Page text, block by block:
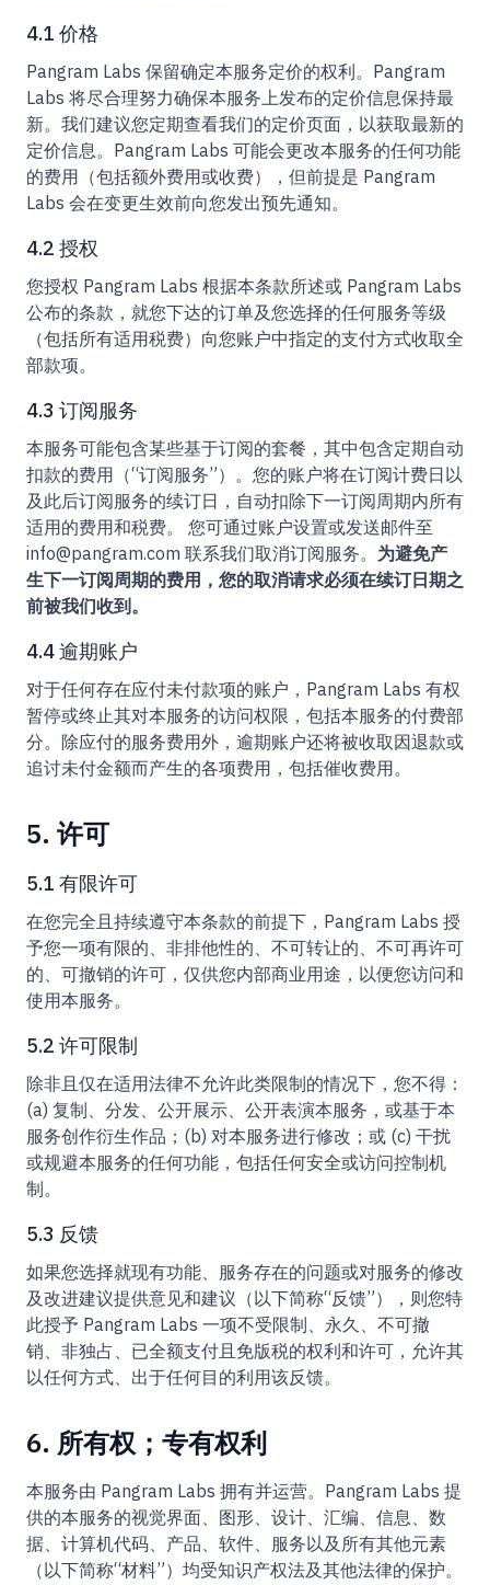
4.1 价格
Pangram Labs 保留确定本服务定价的权利。Pangram
Labs 将尽合理努力确保本服务上发布的定价信息保持最
新。我们建议您定期查看我们的定价页面，以获取最新的
定价信息。Pangram Labs 可能会更改本服务的任何功能
的费用（包括额外费用或收费），但前提是 Pangram
Labs 会在变更生效前向您发出预先通知。
4.2 授权
您授权 Pangram Labs 根据本条款所述或 Pangram Labs
公布的条款，就您下达的订单及您选择的任何服务等级
（包括所有适用税费）向您账户中指定的支付方式收取全
部款项。
4.3 订阅服务
本服务可能包含某些基于订阅的套餐，其中包含定期自动
扣款的费用（“订阅服务”）。您的账户将在订阅计费日以
及此后订阅服务的续订日，自动扣除下一订阅周期内所有
适用的费用和税费。 您可通过账户设置或发送邮件至
info@pangram.com 联系我们取消订阅服务。 为避免产
生下一订阅周期的费用，您的取消请求必须在续订日期之
前被我们收到。
4.4 逾期账户
对于任何存在应付未付款项的账户，Pangram Labs 有权
暂停或终止其对本服务的访问权限，包括本服务的付费部
分。除应付的服务费用外，逾期账户还将被收取因退款或
追讨未付金额而产生的各项费用，包括催收费用。
5. 许可
5.1 有限许可
在您完全且持续遵守本条款的前提下，Pangram Labs 授
予您一项有限的、非排他性的、不可转让的、不可再许可
的、可撤销的许可，仅供您内部商业用途，以便您访问和
使用本服务。
5.2 许可限制
除非且仅在适用法律不允许此类限制的情况下，您不得：
(a) 复制、分发、公开展示、公开表演本服务，或基于本
服务创作衍生作品；(b) 对本服务进行修改；或 (c) 干扰
或规避本服务的任何功能，包括任何安全或访问控制机
制。
5.3 反馈
如果您选择就现有功能、服务存在的问题或对服务的修改
及改进建议提供意见和建议（以下简称“反馈”），则您特
此授予 Pangram Labs 一项不受限制、永久、不可撤
销、非独占、已全额支付且免版税的权利和许可，允许其
以任何方式、出于任何目的利用该反馈。
6. 所有权；专有权利
本服务由 Pangram Labs 拥有并运营。Pangram Labs 提
供的本服务的视觉界面、图形、设计、汇编、信息、数
据、计算机代码、产品、软件、服务以及所有其他元素
（以下简称“材料”）均受知识产权法及其他法律的保护。